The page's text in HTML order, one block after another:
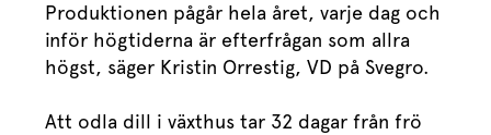
Produktionen pågår hela året, varje dag och
inför högtiderna är efterfrågan som allra
högst, säger Kristin Orrestig, VD på Svegro.
Att odla dill i växthus tar 32 dagar från frö